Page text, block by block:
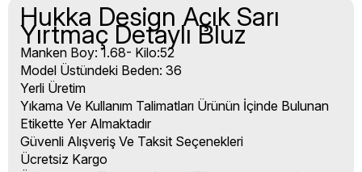
Hukka Design Açık Sarı
Yırtmaç Detaylı Bluz
Manken Boy: 1.68- Kilo:52
Model Üstündeki Beden: 36
Yerli Üretim
Yıkama Ve Kullanım Talimatları Ürünün İçinde Bulunan
Etikette Yer Almaktadır
Güvenli Alışveriş Ve Taksit Seçenekleri
Ücretsiz Kargo